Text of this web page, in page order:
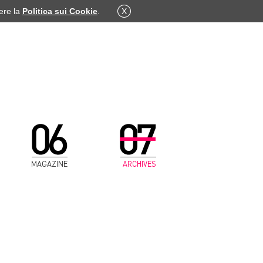
MAGAZINE ARCHIVES
la Politica sui Cookie X